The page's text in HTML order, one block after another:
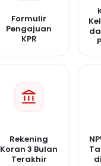
Formulir
Pengajuan
KPR
Rekening
Koran 3 Bulan
Terakhir